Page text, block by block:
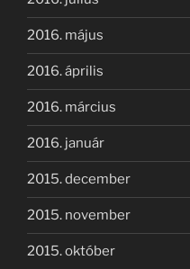
2016. május
2016. április
2016. március
2016. január
2015. december
2015. november
2015. október